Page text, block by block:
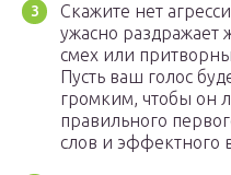
Скажите нет
ужасно раздражает
смех или
Пусть ваш голос
громким, чтобы он
правильного
слов и эффектного